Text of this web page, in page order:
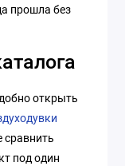
прошла без
открыть
сравнить
под один